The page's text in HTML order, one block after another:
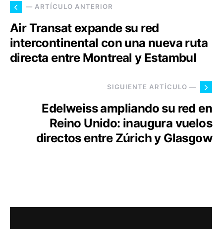
— ARTÍCULO ANTERIOR
Air Transat expande su red
intercontinental con una nueva ruta
directa entre Montreal y Estambul
SIGUIENTE ARTÍCULO —
Edelweiss ampliando su red en
Reino Unido: inaugura vuelos
directos entre Zúrich y Glasgow